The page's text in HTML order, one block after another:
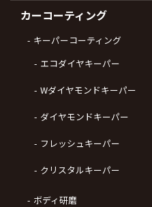
カーコーティング
キーパーコーティング
エコダイヤキーパー
Wダイヤモンドキーパー
ダイヤモンドキーパー
フレッシュキーパー
クリスタルキーパー
ボディ研磨